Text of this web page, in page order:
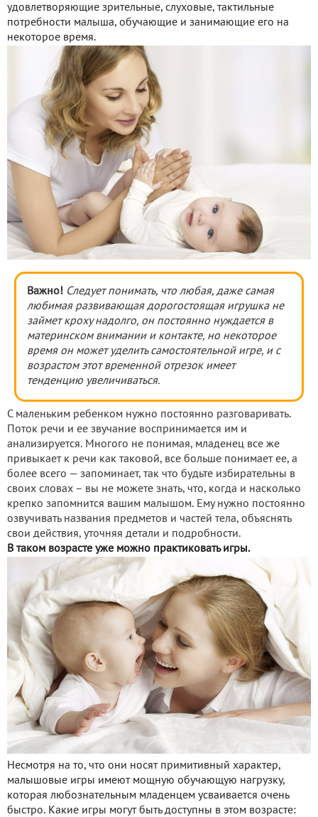
удовлетворяющие зрительные, слуховые, тактильные
потребности малыша, обучающие и занимающие его на
некоторое время.
Важно! Следует понимать, что любая, даже самая
любимая развивающая дорогостоящая игрушка не
займет кроху надолго, он постоянно нуждается в
материнском внимании и контакте, но некоторое
время он может уделить самостоятельной игре, и с
возрастом этот временной отрезок имеет
тенденцию увеличиваться.
С маленьким ребенком нужно постоянно разговаривать.
Поток речи и ее звучание воспринимается им и
анализируется. Многого не понимая, младенец все же
привыкает к речи как таковой, все больше понимает ее, а
более всего — запоминает, так что будьте избирательны в
своих словах – вы не можете знать, что, когда и насколько
крепко запомнится вашим малышом. Ему нужно постоянно
озвучивать названия предметов и частей тела, объяснять
свои действия, уточняя детали и подробности.
В таком возрасте уже можно практиковать игры.
Несмотря на то, что они носят примитивный характер,
малышовые игры имеют мощную обучающую нагрузку,
которая любознательным младенцем усваивается очень
быстро. Какие игры могут быть доступны в этом возрасте: